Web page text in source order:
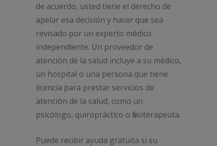
de acuerdo, usted tiene el derecho de
apelar esa decisión y hacer que sea
revisado por un experto médico
independiente. Un proveedor de
atención de la salud incluye a su médico,
un hospital o una persona que tiene
licencia para prestar servicios de
atención de la salud, como un
psicólogo, quiropráctico o fisioterapeuta.
Puede recibir ayuda gratuita si su